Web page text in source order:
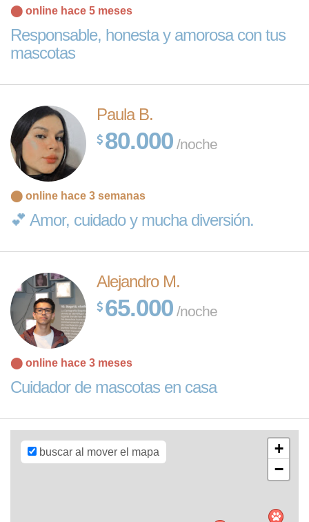
⬤ online hace 5 meses
Responsable, honesta y amorosa con tus
mascotas
Paula B.
80.000 /noche
⬤ online hace 3 semanas
💕 Amor, cuidado y mucha diversión.
Alejandro M.
65.000 /noche
⬤ online hace 3 meses
Cuidador de mascotas en casa
buscar al mover el mapa
+
−
contributors,